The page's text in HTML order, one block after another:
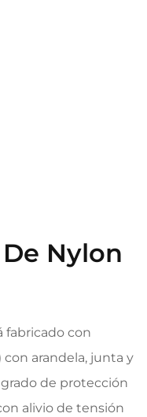
Nylon
fabricado con
arandela, junta y
de protección
alivio de tensión